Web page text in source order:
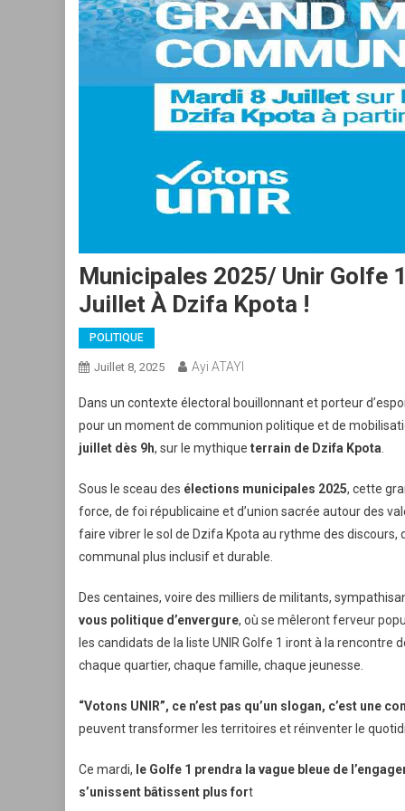
Municipales 2025/ Unir Golfe
Juillet À Dzifa Kpota !
POLITIQUE
Juillet 8, 2025 Ayi ATAYI
Dans un contexte électoral bouillonnant et porteur
pour un moment de communion politique et de
juillet dès 9h, sur le mythique terrain de Dzifa Kpota
Sous le sceau des élections municipales 2025, cette
force, de foi républicaine et d’union sacrée autour des
faire vibrer le sol de Dzifa Kpota au rythme des
communal plus inclusif et durable.
Des centaines, voire des milliers de militants,
vous politique d’envergure, où se mêleront ferveur
les candidats de la liste UNIR Golfe 1 iront à la
chaque quartier, chaque famille, chaque jeunesse.
“Votons UNIR”, ce n’est pas qu’un slogan, c’est une
peuvent transformer les territoires et réinventer le
Ce mardi, le Golfe 1 prendra la vague bleue de
s’unissent bâtissent plus fort